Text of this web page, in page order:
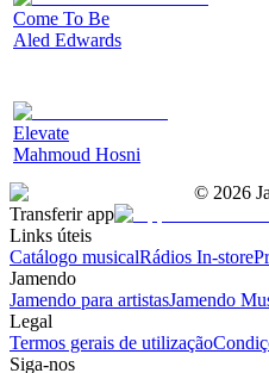
Come To Be
Aled Edwards
Elevate
Mahmoud Hosni
© 2026
Transferir app
Links úteis
Catálogo musicalRádios In-store
Jamendo
Jamendo para artistasJamendo
Legal
Termos gerais de utilização
Siga-nos